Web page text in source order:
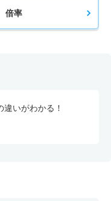
倍率
いがわかる！